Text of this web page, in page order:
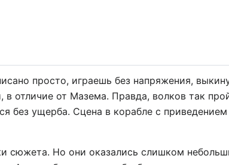
просто, играешь без напряжения,
отличие от Мазема. Правда, волков так
без ущерба. Сцена в корабле с приведением
сюжета. Но они оказались слишком